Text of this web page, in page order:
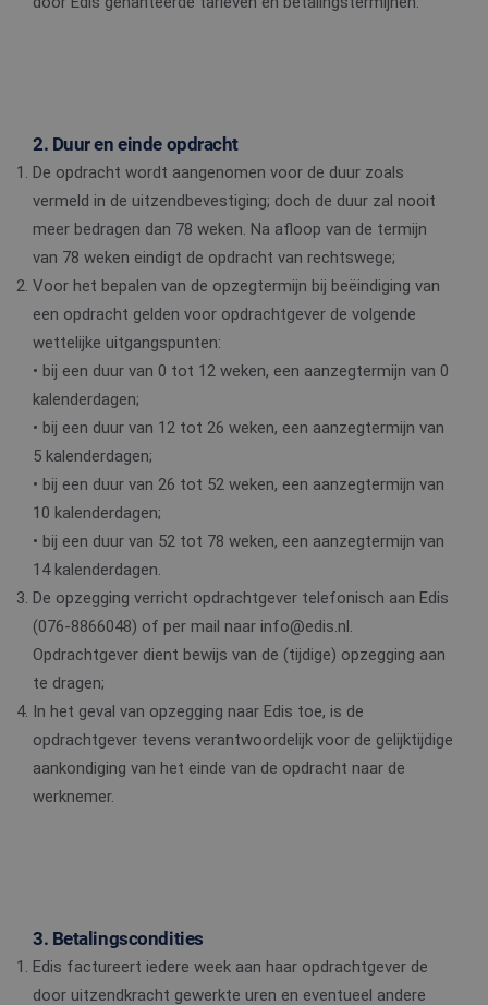
2. Duur en einde opdracht
De opdracht wordt aangenomen voor de duur zoals
vermeld in de uitzendbevestiging; doch de duur zal nooit
meer bedragen dan 78 weken. Na afloop van de termijn
van 78 weken eindigt de opdracht van rechtswege;
Voor het bepalen van de opzegtermijn bij beëindiging van
een opdracht gelden voor opdrachtgever de volgende
wettelijke uitgangspunten:
• bij een duur van 0 tot 12 weken, een aanzegtermijn van 0
kalenderdagen;
• bij een duur van 12 tot 26 weken, een aanzegtermijn van
5 kalenderdagen;
• bij een duur van 26 tot 52 weken, een aanzegtermijn van
10 kalenderdagen;
• bij een duur van 52 tot 78 weken, een aanzegtermijn van
14 kalenderdagen.
De opzegging verricht opdrachtgever telefonisch aan Edis
(076-8866048) of per mail naar info@edis.nl.
Opdrachtgever dient bewijs van de (tijdige) opzegging aan
te dragen;
In het geval van opzegging naar Edis toe, is de
opdrachtgever tevens verantwoordelijk voor de gelijktijdige
aankondiging van het einde van de opdracht naar de
werknemer.
3. Betalingscondities
Edis factureert iedere week aan haar opdrachtgever de
door uitzendkracht gewerkte uren en eventueel andere